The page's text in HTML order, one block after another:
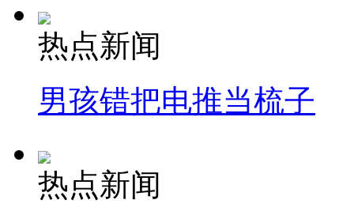
司机酒驾遇交警 急速倒车逃窜
热点新闻
男孩错把电推当梳子
热点新闻